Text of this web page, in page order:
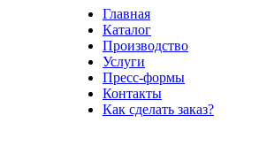
Главная
Каталог
Производство
Услуги
Пресс-формы
Контакты
Как сделать заказ?